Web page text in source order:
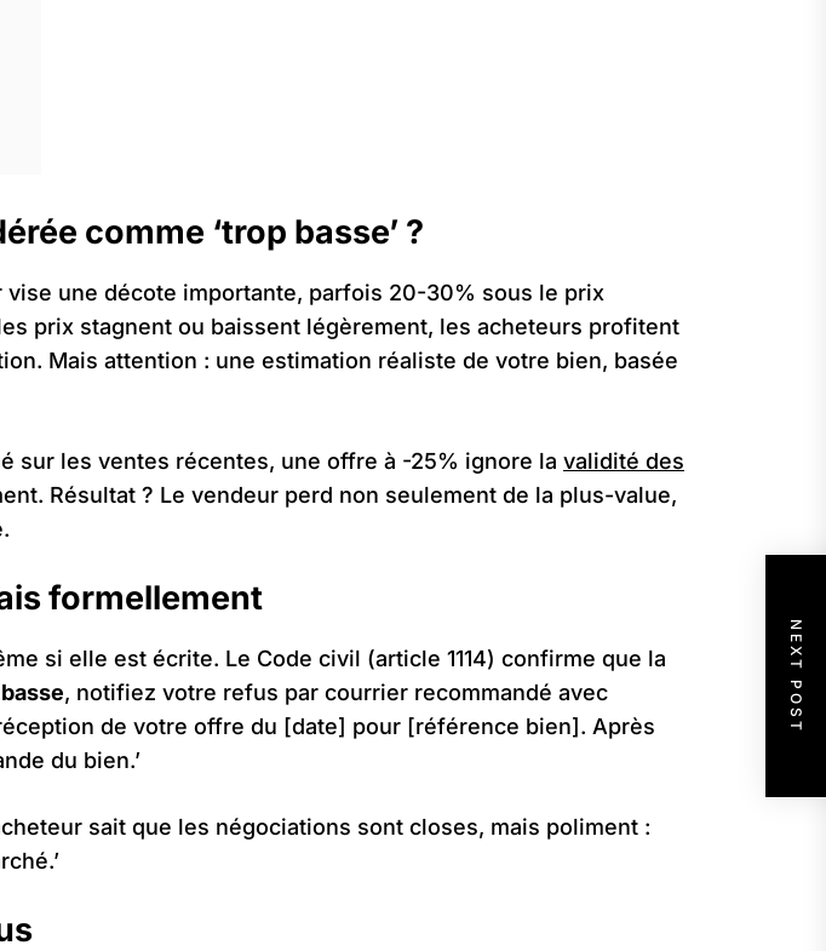
comme ‘trop basse’ ?
vise une décote importante, parfois 20-30% sous le prix
prix stagnent ou baissent légèrement, les acheteurs profitent
Mais attention : une estimation réaliste de votre bien, basée
sur les ventes récentes, une offre à -25% ignore la validité des
Résultat ? Le vendeur perd non seulement de la plus-value,
formellement
si elle est écrite. Le Code civil (article 1114) confirme que la
, notifiez votre refus par courrier recommandé avec
de votre offre du [date] pour [référence bien]. Après
du bien.’
sait que les négociations sont closes, mais poliment :
NEXT POST